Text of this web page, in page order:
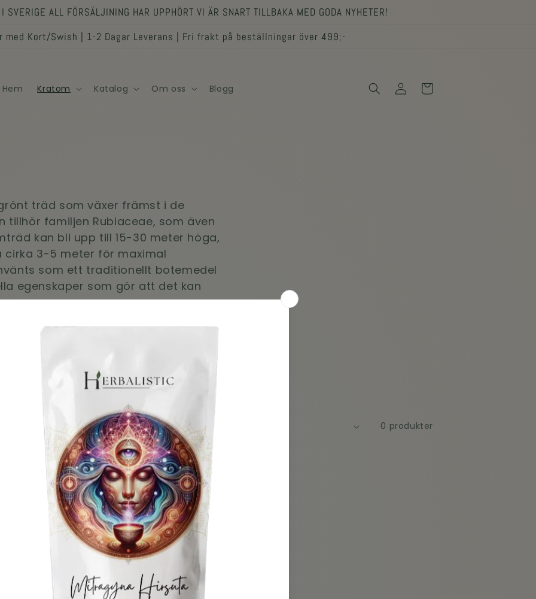
SVERIGE ALL FÖRSÄLJINING HAR UPPHÖRT VI ÄR SNART TILLBAKA MED GODA NYHETER!
med Kort/Swish | 1-2 Dagar Leverans | Fri frakt på beställningar över 499;-
Hem Kratom Katalog Om oss Blogg
Logga
Varukorg
träd som växer främst i de
tillhör familjen Rubiaceae, som även
kan bli upp till 15-30 meter höga,
cirka 3-5 meter för maximal
som ett traditionellt botemedel
egenskaper som gör att det kan
konsumtion läs våra
Sortera efter: 0 produkter
Inga produkter hittades
Använd färre filter ellerta bort alla